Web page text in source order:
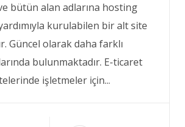
bütün alan adlarına hosting
kurulabilen bir alt site
Güncel olarak daha farklı
bulunmaktadır. E-ticaret
işletmeler için...